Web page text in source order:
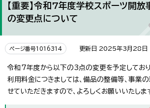
【重要】令和7年度学校スポーツ開放
の変更点について
ページ番号1016314 更新日 2025年3月28日
令和7年度から以下の3点の変更を予定しており
利用料金につきましては、備品の整備等、事業
せていただきますので、よろしくお願いいたしま